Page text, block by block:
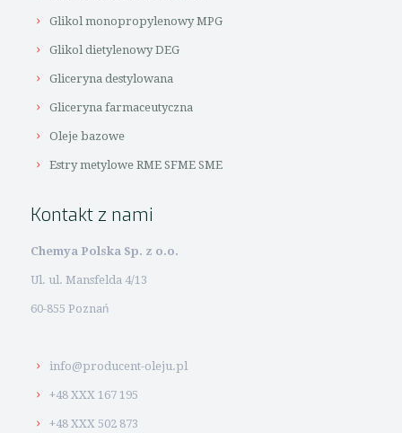
Glikol monopropylenowy MPG
Glikol dietylenowy DEG
Gliceryna destylowana
Gliceryna farmaceutyczna
Oleje bazowe
Estry metylowe RME SFME SME
Kontakt z nami
Chemya Polska Sp. z o.o.
Ul. ul. Mansfelda 4/13
60-855 Poznań
info@producent-oleju.pl
+48 XXX 167 195
+48 XXX 502 873